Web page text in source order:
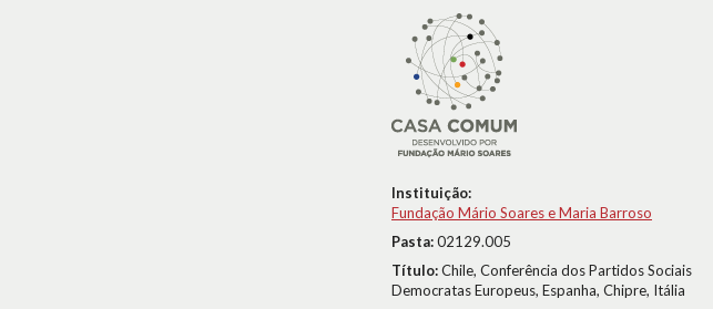
Instituição:
Fundação Mário Soares e Maria Barroso
Pasta:02129.005
Título:Chile, Conferência dos Partidos Sociais
Democratas Europeus, Espanha, Chipre, Itália